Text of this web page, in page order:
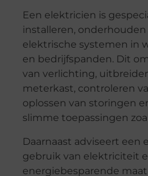
Een elektricien is
installeren,
elektrische systemen in
en bedrijfspanden. Dit
van verlichting,
meterkast, controleren
oplossen van storingen
slimme toepassingen
Daarnaast adviseert een
gebruik van elektriciteit
energiebesparende